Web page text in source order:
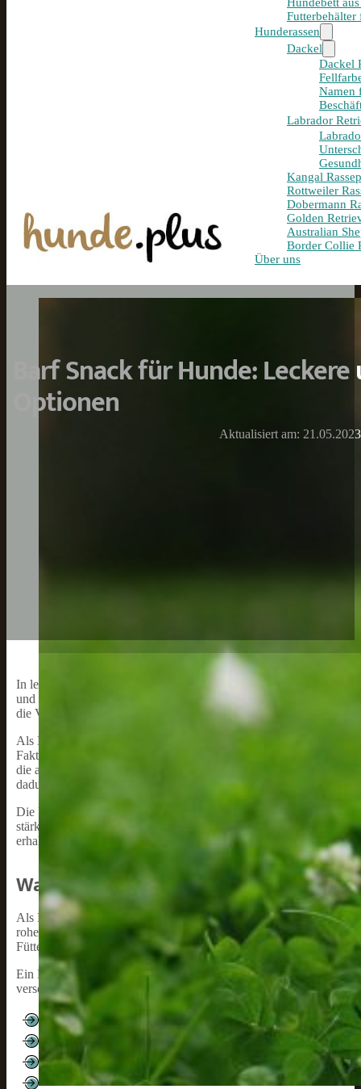
Hunderassen
Dackel
Dackel
Namen
Labrador
Kangal
Rottweiler
Dobermann
Golden
Australian
Border Collie
Über uns
Barf Snack für Hunde:
Optionen
Aktualisiert am: 21.05.2023
In letzter Zeit habe ich bemerkt, dass immer mehr Hundebesitzer
und warum haben sie in der Haustierindustrie einen solchen Hype
die Vorteile dieser Snacks für unsere geliebten Haustiere erläutern.
Als Hundebesitzer weiß ich, wie sehr unser Wohlbefinden von
Faktor, insbesondere im Hinblick auf Snacks. Barf ist die
die auf rohen, unverarbeiteten Lebensmitteln basiert. Das heißt,
dadurch ihrer Gesundheit zugutekommen.
Die Verwendung von Barf Snacks hat eine Reihe von Vorteilen,
stärkere Immunabwehr gehören. Mit der Einführung von Barf
erhalten, die sie benötigen, um ein langes und gesundes Leben zu
Was Ist Ein Barf Snack?
Als Hundebesitzer frage ich mich oft: Was ist ein Barf Snack?
rohes Futter“ und ist eine Methode, Hunde mit rohen, natürlichen
Fütterungsmethode basieren.
Ein Barf Snack besteht normalerweise aus frischem Fleisch,
versorgen, die ihren natürlichen Ernährungsbedürfnissen
bessere Verdauung
gesündere Haut und Fell
stärkeres Immunsystem
geringeres Risiko für ernährungsbedingte Krankheiten